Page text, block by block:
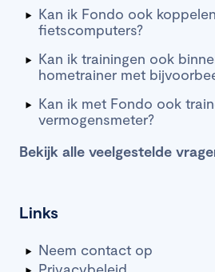
Links
Neem contact op
Kan ik Fondo ook
fietscomputers?
Kan ik trainingen ook
hometrainer met
Kan ik met Fondo ook
vermogensmeter?
Bekijk alle veelgestelde